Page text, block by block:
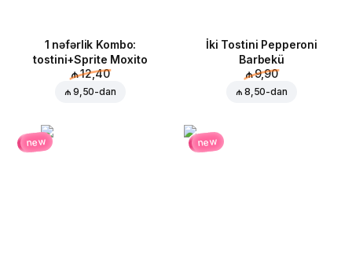
1 nəfərlik Kombo:
tostini+Sprite Moxito
₼ 12,40
₼ 9,50-dan
İki Tostini Pepperoni
Barbekü
₼ 9,90
₼ 8,50-dan
new new